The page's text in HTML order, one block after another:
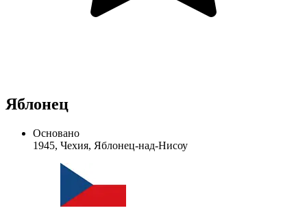
Яблонец
Основано
1945, Чехия, Яблонец-над-Нисоу